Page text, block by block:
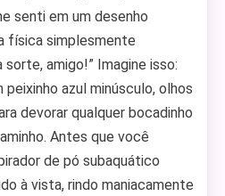
senti em um desenho
física simplesmente
amigo!” Imagine isso:
azul minúsculo, olhos
devorar qualquer bocadinho
Antes que você
de pó subaquático
à vista, rindo maniacamente